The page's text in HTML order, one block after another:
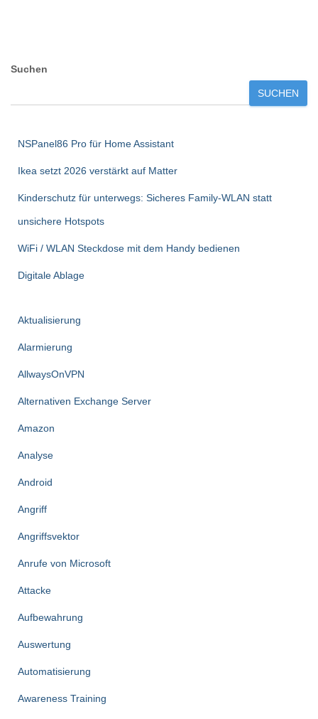
Suchen
SUCHEN
NSPanel86 Pro für Home Assistant
Ikea setzt 2026 verstärkt auf Matter
Kinderschutz für unterwegs: Sicheres Family-WLAN statt
unsichere Hotspots
WiFi / WLAN Steckdose mit dem Handy bedienen
Digitale Ablage
Aktualisierung
Alarmierung
AllwaysOnVPN
Alternativen Exchange Server
Amazon
Analyse
Android
Angriff
Angriffsvektor
Anrufe von Microsoft
Attacke
Aufbewahrung
Auswertung
Automatisierung
Awareness Training